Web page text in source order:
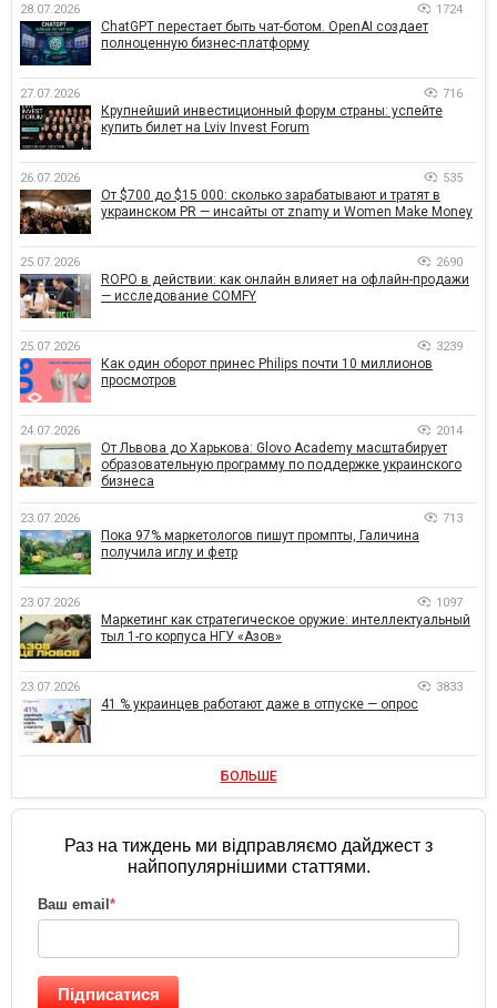
28.07.2026 1724
ChatGPT перестает быть чат-ботом. OpenAI создает
полноценную бизнес-платформу
27.07.2026 716
Крупнейший инвестиционный форум страны: успейте
купить билет на Lviv Invest Forum
26.07.2026 535
От $700 до $15 000: сколько зарабатывают и тратят в
украинском PR — инсайты от znamy и Women Make Money
25.07.2026 2690
ROPO в действии: как онлайн влияет на офлайн-продажи
— исследование COMFY
25.07.2026 3239
Как один оборот принес Philips почти 10 миллионов
просмотров
24.07.2026 2014
От Львова до Харькова: Glovo Academy масштабирует
образовательную программу по поддержке украинского
бизнеса
23.07.2026 713
Пока 97% маркетологов пишут промпты, Галичина
получила иглу и фетр
23.07.2026 1097
Маркетинг как стратегическое оружие: интеллектуальный
тыл 1-го корпуса НГУ «Азов»
23.07.2026 3833
41 % украинцев работают даже в отпуске — опрос
БОЛЬШЕ
Раз на тиждень ми відправляємо дайджест з
найпопулярнішими статтями.
Ваш email *
Підписатися